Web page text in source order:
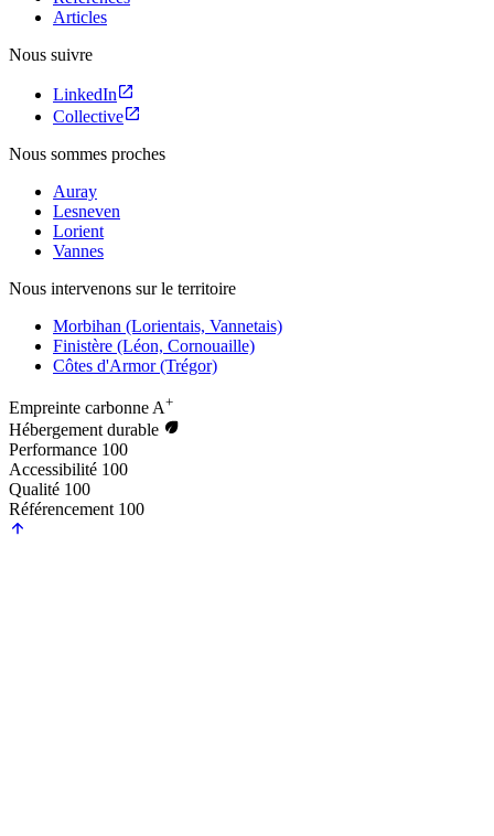
Articles
Nous suivre
LinkedIn
Collective
Nous sommes proches
Auray
Lesneven
Lorient
Vannes
Nous intervenons sur le territoire
Morbihan (Lorientais, Vannetais)
Finistère (Léon, Cornouaille)
Côtes d'Armor (Trégor)
Empreinte carbonne A+
Hébergement durable
Performance 100
Accessibilité 100
Qualité 100
Référencement 100